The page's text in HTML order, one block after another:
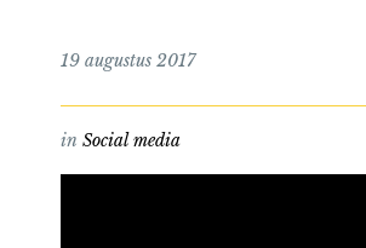
19 augustus 2017
in Social media